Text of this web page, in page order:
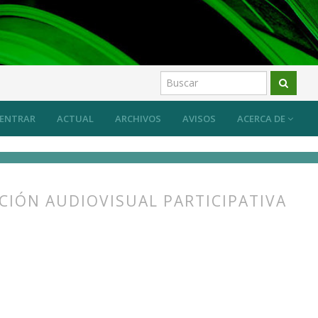
ACTUAL ARCHIVOS AVISOS ACERCA DE
ENTRAR
AUDIOVISUAL PARTICIPATIVA